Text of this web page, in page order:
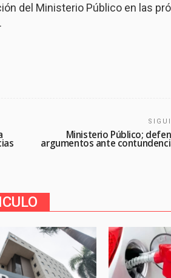
del Ministerio Público en las
Ministerio Público;
argumentos ante